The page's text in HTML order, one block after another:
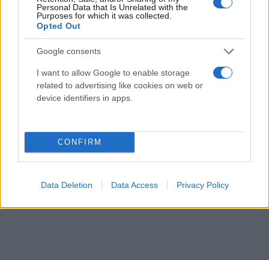
Personal Data that Is Unrelated with the
Purposes for which it was collected.
Opted Out
Google consents
I want to allow Google to enable storage
related to advertising like cookies on web or
device identifiers in apps.
CONFIRM
Data Deletion Data Access Privacy Policy